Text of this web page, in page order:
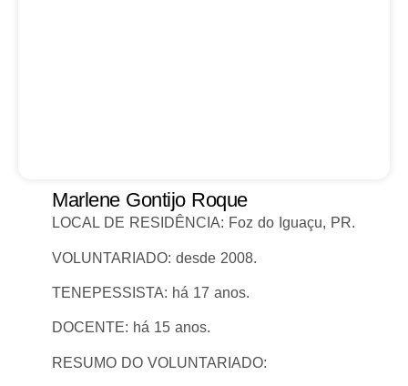
Marlene Gontijo Roque
LOCAL DE RESIDÊNCIA: Foz do Iguaçu, PR.
VOLUNTARIADO: desde 2008.
TENEPESSISTA: há 17 anos.
DOCENTE: há 15 anos.
RESUMO DO VOLUNTARIADO: